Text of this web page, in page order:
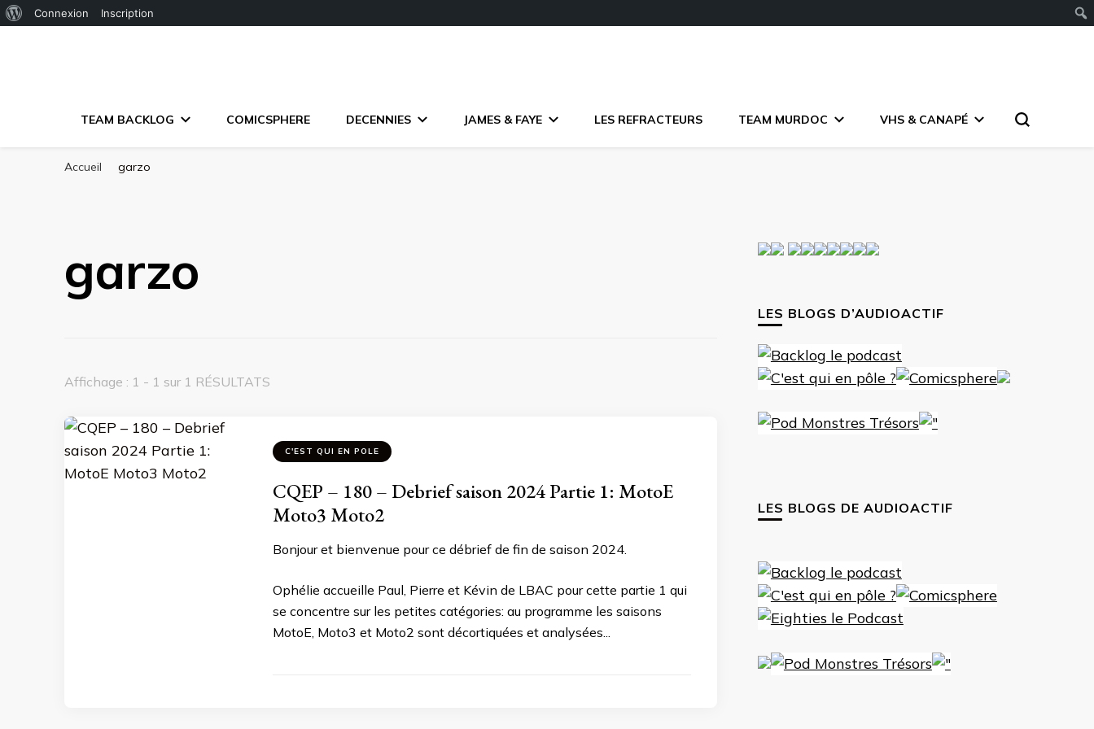
Connexion Inscription
TEAM BACKLOG COMICSPHERE DECENNIES JAMES & FAYE LES REFRACTEURS TEAM MURDOC VHS & CANAPÉ
Accueil garzo
garzo
Affichage : 1 - 1 sur 1 RÉSULTATS
C'EST QUI EN POLE
CQEP – 180 – Debrief saison 2024 Partie 1: MotoE
Moto3 Moto2
Bonjour et bienvenue pour ce débrief de fin de saison 2024.
Ophélie accueille Paul, Pierre et Kévin de LBAC pour cette partie 1 qui
se concentre sur les petites catégories: au programme les saisons
MotoE, Moto3 et Moto2 sont décortiquées et analysées...
LES BLOGS D’AUDIOACTIF
LES BLOGS DE AUDIOACTIF